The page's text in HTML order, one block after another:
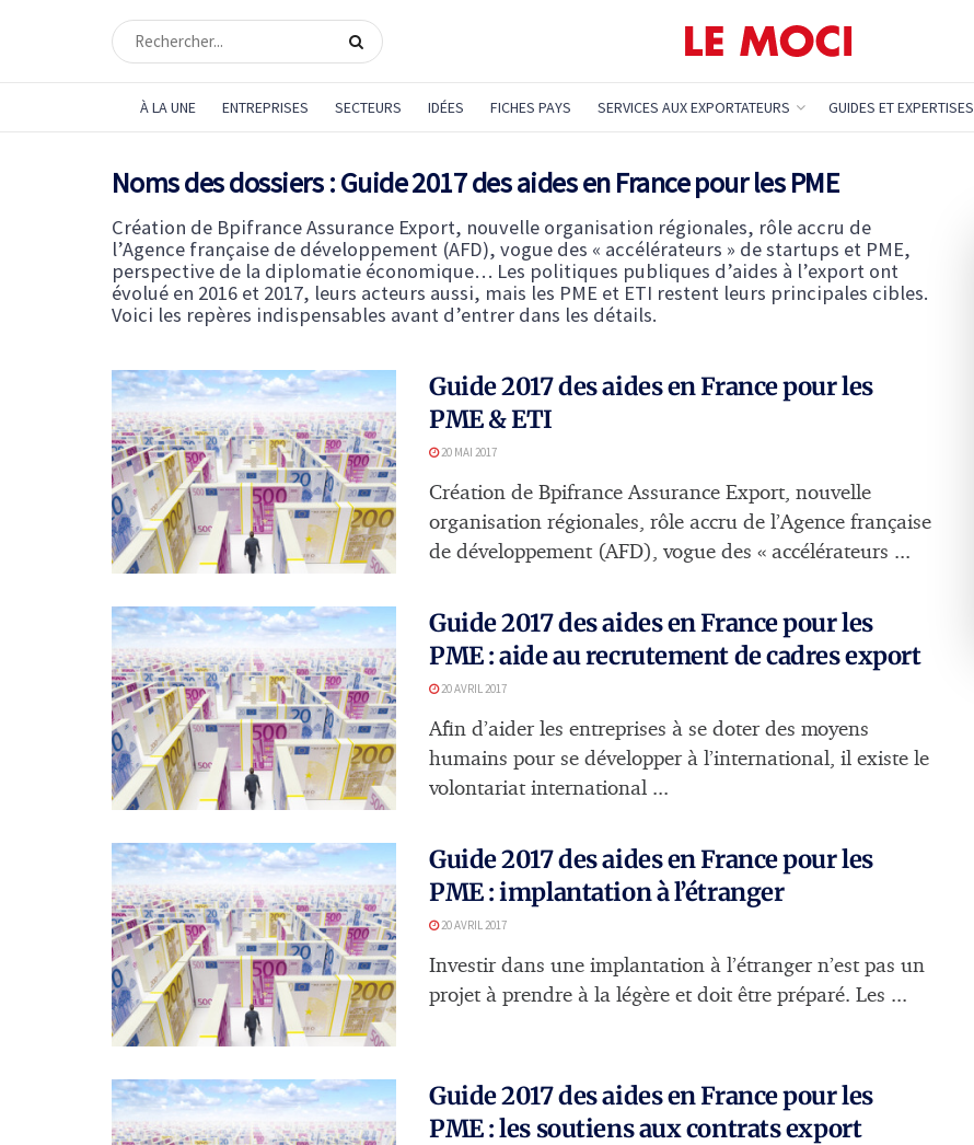
À LA UNE ENTREPRISES SECTEURS IDÉES FICHES PAYS SERVICES AUX EXPORTATEURS GUIDES ET EXPERTISES
Noms des dossiers :Guide 2017 des aides en France pour les PME
Création de Bpifrance Assurance Export, nouvelle organisation régionales, rôle accru de
l’Agence française de développement (AFD), vogue des « accélérateurs » de startups et PME,
perspective de la diplomatie économique… Les politiques publiques d’aides à l’export ont
évolué en 2016 et 2017, leurs acteurs aussi, mais les PME et ETI restent leurs principales cibles.
Voici les repères indispensables avant d’entrer dans les détails.
Guide 2017 des aides en France pour les
PME & ETI
20 MAI 2017
Création de Bpifrance Assurance Export, nouvelle
organisation régionales, rôle accru de l’Agence française
de développement (AFD), vogue des « accélérateurs ...
Guide 2017 des aides en France pour les
PME : aide au recrutement de cadres export
20 AVRIL 2017
Afin d’aider les entreprises à se doter des moyens
humains pour se développer à l’international, il existe le
volontariat international ...
Guide 2017 des aides en France pour les
PME : implantation à l’étranger
20 AVRIL 2017
Investir dans une implantation à l’étranger n’est pas un
projet à prendre à la légère et doit être préparé. Les ...
Guide 2017 des aides en France pour les
PME : les soutiens aux contrats export